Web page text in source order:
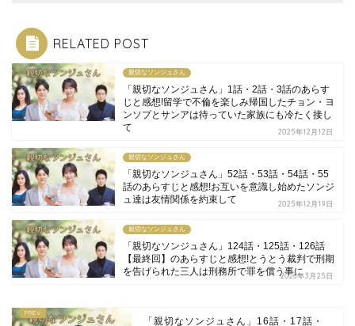
RELATED POST
親切なソンジュさん
「親切なソンジュさん」1話・2話・3話のあらす
じと感想!留学で不倫を楽しみ帰国したチョン・ヨ
ンソプとサンアは待っていた家族にも冷たく接し
て
2025年12月12日
親切なソンジュさん
「親切なソンジュさん」52話・53話・54話・55
話のあらすじと感想!お互いを意識し始めたソンジ
ュ達は友情関係を約束して
2025年12月19日
親切なソンジュさん
「親切なソンジュさん」124話・125話・126話
【最終回】のあらすじと感想!とうとう裁判で刑期
を告げられた三人は刑務所で罪を償う事に2026年3月25日
「親切なソンジュさん」16話・17話・